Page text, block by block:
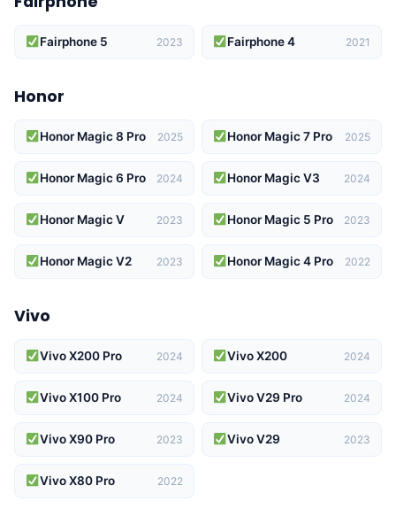
Fairphone 5 2023 Fairphone 4 2021
Honor
Honor Magic 8 Pro 2025 Honor Magic 7 Pro 2025
Honor Magic 6 Pro 2024 Honor Magic V3 2024
Honor Magic V 2023 Honor Magic 5 Pro 2023
Honor Magic V2 2023 Honor Magic 4 Pro 2022
Vivo
Vivo X200 Pro 2024 Vivo X200 2024
Vivo X100 Pro 2024 Vivo V29 Pro 2024
Vivo X90 Pro 2023 Vivo V29 2023
Vivo X80 Pro 2022